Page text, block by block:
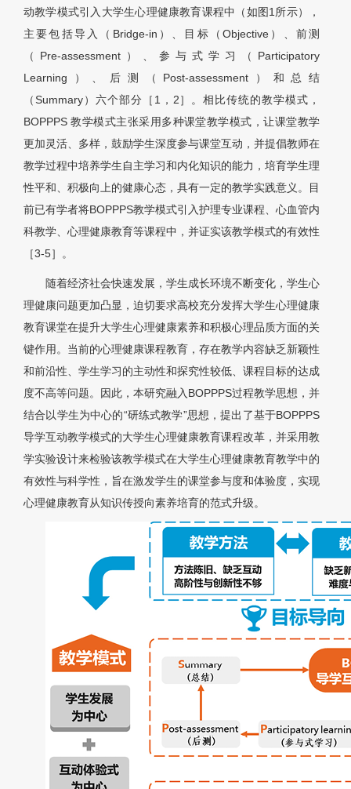
动教学模式引入大学生心理健康教育课程中（如图1所示），
主要包括导入（Bridge-in）、目标（Objective）、前测
（Pre-assessment）、参与式学习（Participatory
Learning）、后测（Post-assessment）和总结
（Summary）六个部分［1，2］。相比传统的教学模式，
BOPPPS 教学模式主张采用多种课堂教学模式，让课堂教学
更加灵活、多样，鼓励学生深度参与课堂互动，并提倡教师在
教学过程中培养学生自主学习和内化知识的能力，培育学生理
性平和、积极向上的健康心态，具有一定的教学实践意义。目
前已有学者将BOPPPS教学模式引入护理专业课程、心血管内
科教学、心理健康教育等课程中，并证实该教学模式的有效性
［3-5］ 。
随着经济社会快速发展，学生成长环境不断变化，学生心
理健康问题更加凸显，迫切要求高校充分发挥大学生心理健康
教育课堂在提升大学生心理健康素养和积极心理品质方面的关
键作用。当前的心理健康课程教育，存在教学内容缺乏新颖性
和前沿性、学生学习的主动性和探究性较低、课程目标的达成
度不高等问题。因此，本研究融入BOPPPS过程教学思想，并
结合以学生为中心的“研练式教学”思想，提出了基于BOPPPS
导学互动教学模式的大学生心理健康教育课程改革，并采用教
学实验设计来检验该教学模式在大学生心理健康教育教学中的
有效性与科学性，旨在激发学生的课堂参与度和体验度，实现
心理健康教育从知识传授向素养培育的范式升级。